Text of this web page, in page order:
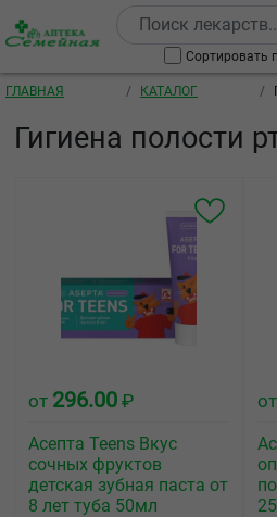
Сортировать
Строка навигации
ГЛАВНАЯ КАТАЛОГ
Гигиена полости
от 296.00 ₽
Асепта Teens Вкус
сочных фруктов
детская зубная паста от
8 лет туба 50мл
от